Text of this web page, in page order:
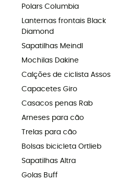
Polars Columbia
Lanternas frontais Black
Diamond
Sapatilhas Meindl
Mochilas Dakine
Calções de ciclista Assos
Capacetes Giro
Casacos penas Rab
Arneses para cão
Trelas para cão
Bolsas bicicleta Ortlieb
Sapatilhas Altra
Golas Buff